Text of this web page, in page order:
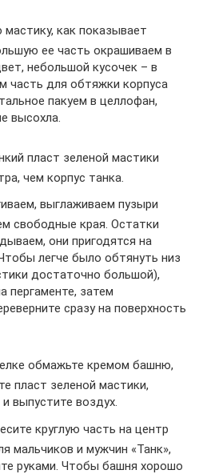
как показывает
ее часть окрашиваем в
небольшой кусочек – в
часть для обтяжки корпуса
пакуем в целлофан,
высохла.
пласт зеленой мастики
чем корпус танка.
выглаживаем пузыри
свободные края. Остатки
они пригодятся на
легче было обтянуть низ
достаточно большой),
пергаменте, затем
сразу на поверхность
обмажьте кремом башню,
пласт зеленой мастики,
выпустите воздух.
круглую часть на центр
мальчиков и мужчин «Танк»,
руками. Чтобы башня хорошо